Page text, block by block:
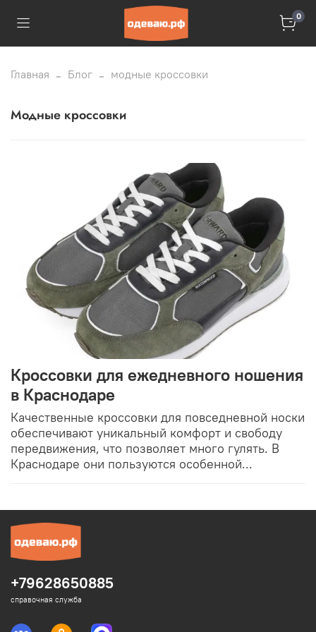
0
Главная Блог модные кроссовки
модные кроссовки
Кроссовки для ежедневного ношения
в Краснодаре
Качественные кроссовки для повседневной носки
обеспечивают уникальный комфорт и свободу
передвижения, что позволяет много гулять. В
Краснодаре они пользуются особенной...
+79628650885
справочная служба